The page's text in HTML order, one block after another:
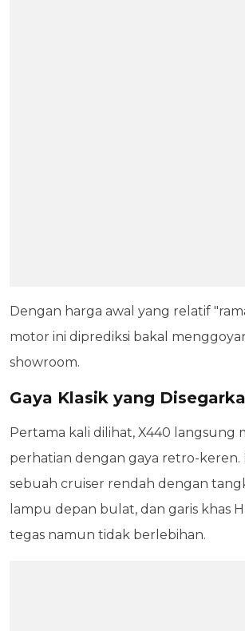
Dengan harga awal yang relatif
motor ini diprediksi bakal
showroom.
Gaya Klasik yang
Pertama kali dilihat, X440 langsung
perhatian dengan gaya retro-keren.
sebuah cruiser rendah dengan
lampu depan bulat, dan garis khas
tegas namun tidak berlebihan.